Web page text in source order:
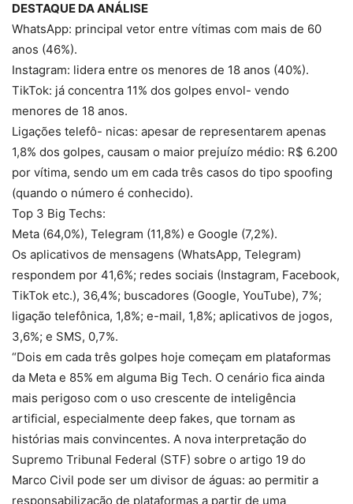
DESTAQUE DA ANÁLISE
WhatsApp: principal vetor entre vítimas com mais de 60
anos (46%).
Instagram: lidera entre os menores de 18 anos (40%).
TikTok: já concentra 11% dos golpes envol- vendo
menores de 18 anos.
Ligações telefô- nicas: apesar de representarem apenas
1,8% dos golpes, causam o maior prejuízo médio: R$ 6.200
por vítima, sendo um em cada três casos do tipo spoofing
(quando o número é conhecido).
Top 3 Big Techs:
Meta (64,0%), Telegram (11,8%) e Google (7,2%).
Os aplicativos de mensagens (WhatsApp, Telegram)
respondem por 41,6%; redes sociais (Instagram, Facebook,
TikTok etc.), 36,4%; buscadores (Google, YouTube), 7%;
ligação telefônica, 1,8%; e-mail, 1,8%; aplicativos de jogos,
3,6%; e SMS, 0,7%.
“Dois em cada três golpes hoje começam em plataformas
da Meta e 85% em alguma Big Tech. O cenário fica ainda
mais perigoso com o uso crescente de inteligência
artificial, especialmente deep fakes, que tornam as
histórias mais convincentes. A nova interpretação do
Supremo Tribunal Federal (STF) sobre o artigo 19 do
Marco Civil pode ser um divisor de águas: ao permitir a
responsabilização de plataformas a partir de uma